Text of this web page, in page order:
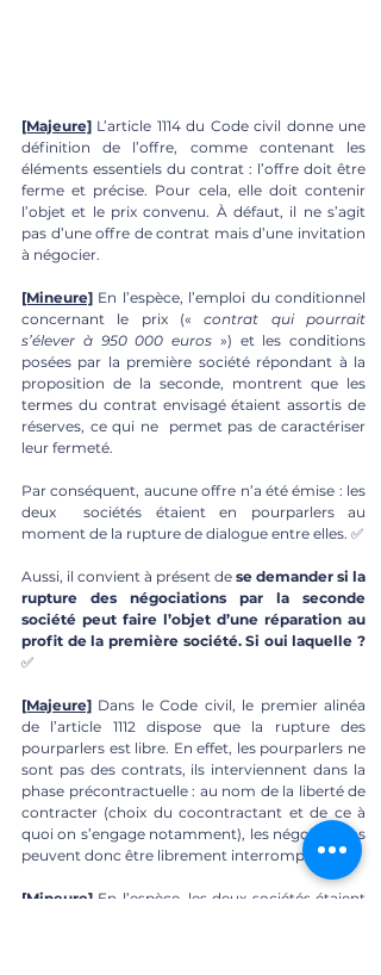
[Majeure] L’article 1114 du Code civil donne une
définition de l’offre, comme contenant les
éléments essentiels du contrat : l’offre doit être
ferme et précise. Pour cela, elle doit contenir
l’objet et le prix convenu. À défaut, il ne s’agit
pas d’une offre de contrat mais d’une invitation
à négocier.
[Mineure] En l’espèce, l’emploi du conditionnel
concernant le prix (« contrat qui pourrait
s’élever à 950 000 euros ») et les conditions
posées par la première société répondant à la
proposition de la seconde, montrent que les
termes du contrat envisagé étaient assortis de
réserves, ce qui ne  permet pas de caractériser
leur fermeté.
Par conséquent, aucune offre n’a été émise : les
deux  sociétés étaient en pourparlers au
moment de la rupture de dialogue entre elles. ✅
Aussi, il convient à présent de se demander si la
rupture des négociations par la seconde
société peut faire l’objet d’une réparation au
✅
[Majeure] Dans le Code civil, le premier alinéa
de l’article 1112 dispose que la rupture des
pourparlers est libre. En effet, les pourparlers ne
sont pas des contrats, ils interviennent dans la
phase précontractuelle : au nom de la liberté de
contracter (choix du cocontractant et de ce à
quoi on s’engage notamment), les négociations
peuvent donc être librement interrompues.
[Mineure] En l’espèce, les deux sociétés étaient